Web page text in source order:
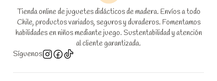
Tienda online de juguetes didácticos de madera. Envíos a todo
Chile, productos variados, seguros y duraderos. Fomentamos
habilidades en niños mediante juego. Sustentabilidad y atención
al cliente garantizada.
Síguenos